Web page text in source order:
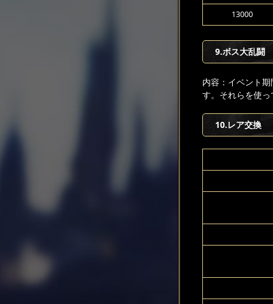
13000
9.ボス大乱闘
内容：イベント
す。それらを使
10.レア交換